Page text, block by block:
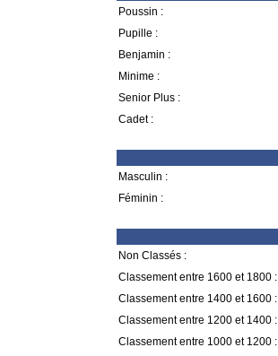
Poussin :
Pupille :
Benjamin :
Minime :
Senior Plus :
Cadet :
Masculin :
Féminin :
Non Classés :
Classement entre 1600 et 1800 :
Classement entre 1400 et 1600 :
Classement entre 1200 et 1400 :
Classement entre 1000 et 1200 :